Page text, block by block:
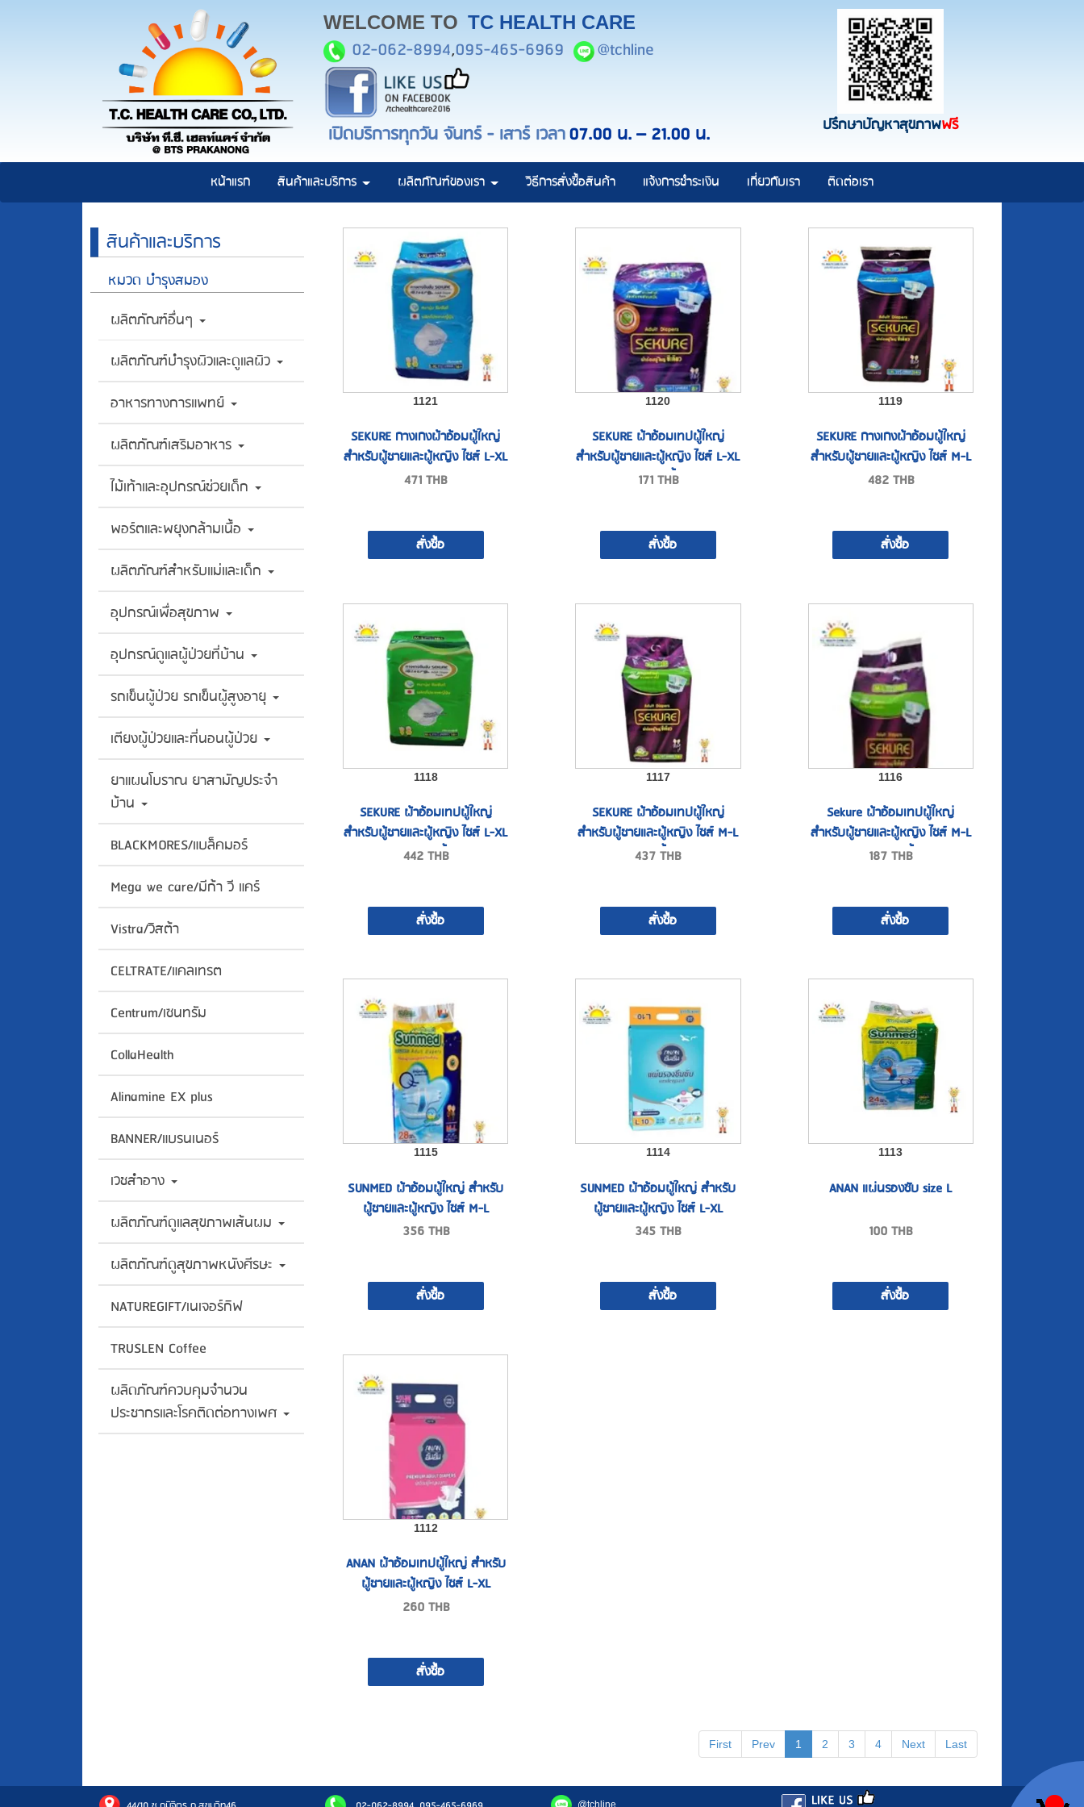
หน้าแรก สินค้าและบริการ ผลิตภัณฑ์ของเรา วิธีการสั่งซื้อสินค้า แจ้งการชำระเงิน เกี่ยวกับเรา ติดต่อเรา
WELCOME TO TC HEALTH CARE
02-062-8994,095-465-6969 @tchline
เปิดบริการทุกวัน จันทร์ - เสาร์ เวลา07.00 น.– 21.00 น. ปรึกษาปัญหาสุขภาพฟรี
สินค้าและบริการ
หมวด บำรุงสมอง
ผลิตภัณฑ์อื่นๆ
ผลิตภัณฑ์บำรุงผิวและดูแลผิว
อาหารทางการแพทย์
ผลิตภัณฑ์เสริมอาหาร
ไม้เท้าและอุปกรณ์ช่วยเด็ก
พอร์ตและพยุงกล้ามเนื้อ
ผลิตภัณฑ์สำหรับแม่และเด็ก
อุปกรณ์เพื่อสุขภาพ
อุปกรณ์ดูแลผู้ป่วยที่บ้าน
รถเข็นผู้ป่วย รถเข็นผู้สูงอายุ
เตียงผู้ป่วยและที่นอนผู้ป่วย
ยาแผนโบราณ ยาสามัญประจำ
บ้าน
BLACKMORES/แบล็คมอร์
Mega we care/มีก้า วี แคร์
Vistra/วิสต้า
CELTRATE/แคลเทรต
Centrum/เซนทรัม
CollaHealth
Alinamine EX plus
BANNER/แบรนเนอร์
เวชสำอาง
ผลิตภัณฑ์ดูแลสุขภาพเส้นผม
ผลิตภัณฑ์ดูสุขภาพหนังศีรษะ
NATUREGIFT/เนเจอร์กิฟ
TRUSLEN Coffee
ผลิดภัณฑ์ควบคุมจำนวน
ประชากรและโรคติดต่อทางเพศ
1121
SEKURE กางเกงผ้าอ้อมผู้ใหญ่
สำหรับผู้ชายและผู้หญิง ไซส์ L-XL
471THB
สั่งซื้อ
1120
SEKURE ผ้าอ้อมเทปผู้ใหญ่
สำหรับผู้ชายและผู้หญิง ไซส์ L-XL
แบบ 8 ชิ้น
171THB
สั่งซื้อ
1119
SEKURE กางเกงผ้าอ้อมผู้ใหญ่
สำหรับผู้ชายและผู้หญิง ไซส์ M-L
482THB
สั่งซื้อ
1118
SEKURE ผ้าอ้อมเทปผู้ใหญ่
สำหรับผู้ชายและผู้หญิง ไซส์ L-XL
แบบ 24 ชิ้น
442THB
สั่งซื้อ
1117
SEKURE ผ้าอ้อมเทปผู้ใหญ่
สำหรับผู้ชายและผู้หญิง ไซส์ M-L
28 ชิ้น
437 THB
สั่งซื้อ
1116
Sekure ผ้าอ้อมเทปผู้ใหญ่
สำหรับผู้ชายและผู้หญิง ไซส์ M-L
ขนาด 10 ชิ้น
187THB
สั่งซื้อ
1115
SUNMED ผ้าอ้อมผู้ใหญ่ สำหรับ
ผู้ชายและผู้หญิง ไซส์ M-L
356THB
สั่งซื้อ
1114
SUNMED ผ้าอ้อมผู้ใหญ่ สำหรับ
ผู้ชายและผู้หญิง ไซส์ L-XL
345 THB
สั่งซื้อ
1113
ANAN แผ่นรองซับ size L
100THB
สั่งซื้อ
1112
ANAN ผ้าอ้อมเทปผู้ใหญ่ สำหรับ
ผู้ชายและผู้หญิง ไซส์ L-XL
260THB
สั่งซื้อ
First Prev 1 2 3 4 Next Last
@tchline